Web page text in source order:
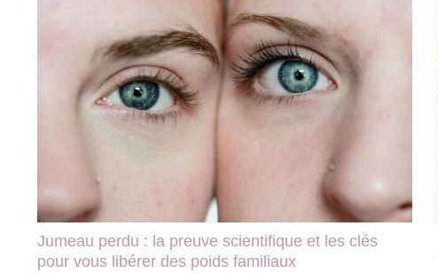
Jumeau perdu : la preuve scientifique et les clés
pour vous libérer des poids familiaux